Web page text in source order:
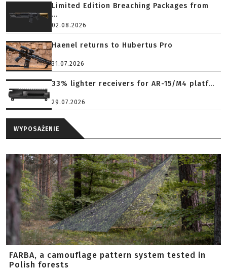
Limited Edition Breaching Packages from
...
02.08.2026
Haenel returns to Hubertus Pro
31.07.2026
33% lighter receivers for AR-15/M4 platf...
29.07.2026
WYPOSAŻENIE
FARBA, a camouflage pattern system tested in
Polish forests